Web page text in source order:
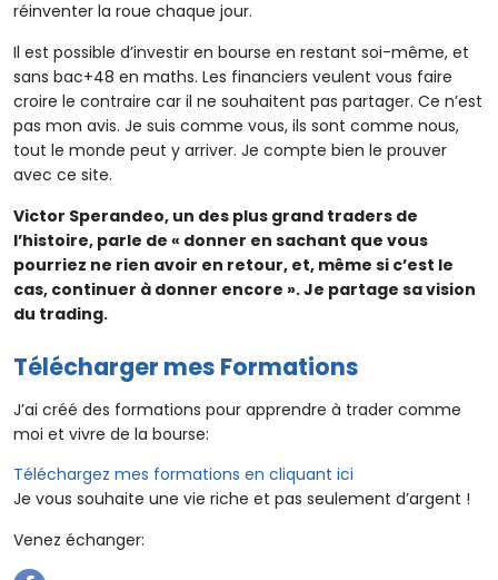
réinventer la roue chaque jour.
Il est possible d’investir en bourse en restant soi-même, et
sans bac+48 en maths. Les financiers veulent vous faire
croire le contraire car il ne souhaitent pas partager. Ce n’est
pas mon avis. Je suis comme vous, ils sont comme nous,
tout le monde peut y arriver. Je compte bien le prouver
avec ce site.
Victor Sperandeo, un des plus grand traders de
l’histoire, parle de « donner en sachant que vous
pourriez ne rien avoir en retour, et, même si c’est le
cas, continuer à donner encore ». Je partage sa vision
du trading.
Télécharger mes Formations
J’ai créé des formations pour apprendre à trader comme
moi et vivre de la bourse:
Téléchargez mes formations en cliquant ici
Je vous souhaite une vie riche et pas seulement d’argent !
Venez échanger: